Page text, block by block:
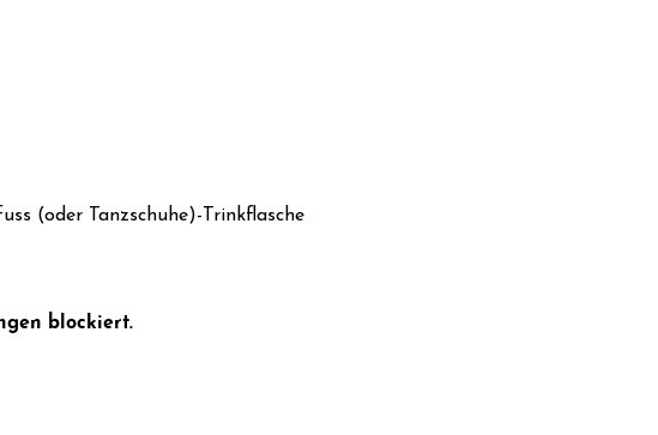
(oder Tanzschuhe)-Trinkflasche
blockiert.